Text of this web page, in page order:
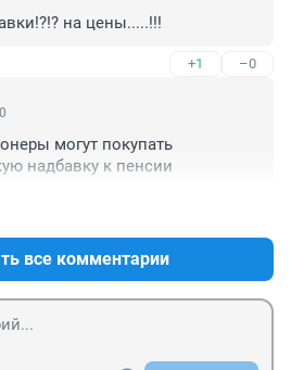
на цены.....!!!
+1 –0
могут покупать
надбавку к пенсии
все комментарии